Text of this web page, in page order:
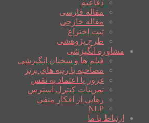
دفاعیه
مقاله فارسی
مقاله خارجی
ثبت اختراع
طرح پژوهشی
مشاوره انگیزشی
فیلم ها و سخنان انگیزشی
مصاحبه با رتبه های برتر
غرور یا اعتماد به نفس
تمرینات کنترل استرس
رهایی از افکار منفی
NLP
ارتباط با ما